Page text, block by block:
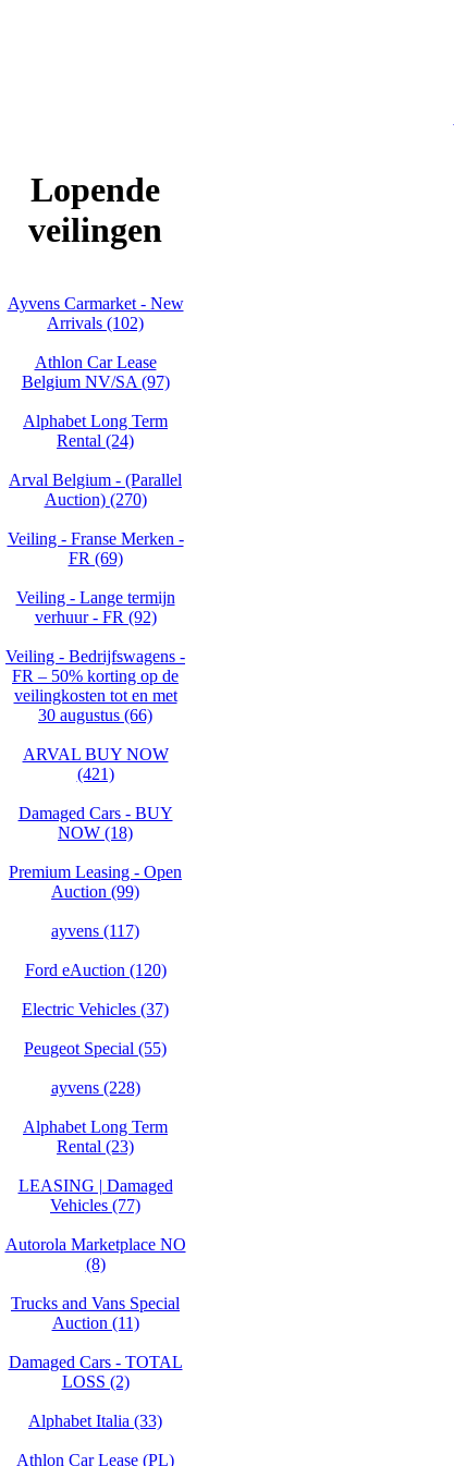
Lopende
veilingen
Ayvens Carmarket - New
Arrivals (102)
Athlon Car Lease
Belgium NV/SA (97)
Alphabet Long Term
Rental (24)
Arval Belgium - (Parallel
Auction) (270)
Veiling - Franse Merken -
FR (69)
Veiling - Lange termijn
verhuur - FR (92)
Veiling - Bedrijfswagens -
FR – 50% korting op de
veilingkosten tot en met
30 augustus (66)
ARVAL BUY NOW
(421)
Damaged Cars - BUY
NOW (18)
Premium Leasing - Open
Auction (99)
ayvens (117)
Ford eAuction (120)
Electric Vehicles (37)
Peugeot Special (55)
ayvens (228)
Alphabet Long Term
Rental (23)
LEASING | Damaged
Vehicles (77)
Autorola Marketplace NO
(8)
Trucks and Vans Special
Auction (11)
Damaged Cars - TOTAL
LOSS (2)
Alphabet Italia (33)
Athlon Car Lease (PL)